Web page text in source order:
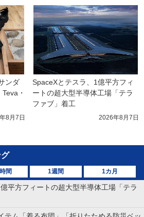
ンダ
・
8月7日
SpaceXとテスラ、1億平方フィ
ートの超大型半導体工場「テラ
ファブ」着工
2026年8月7日
間 1週間 1カ月
平方フィートの超大型半導体工場「テラ